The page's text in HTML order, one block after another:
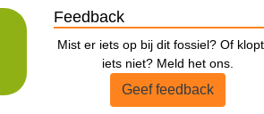
Feedback
Mist er iets op bij dit fossiel? Of
iets niet? Meld het ons.
Geef feedback